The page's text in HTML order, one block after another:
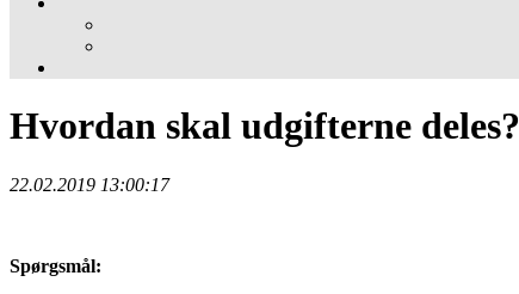
Hvordan skal udgifterne deles?
22.02.2019 13:00:17
Spørgsmål: